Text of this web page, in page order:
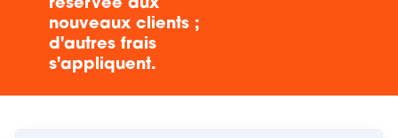
nouveaux clients ;
d'autres frais
s'appliquent.